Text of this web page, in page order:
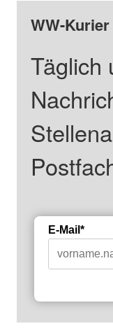
WW-
Täglich
E-Mail*